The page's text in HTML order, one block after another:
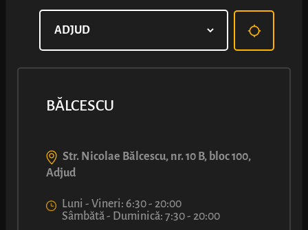
BĂLCESCU
Str. Nicolae Bălcescu, nr. 10 B, bloc 100,
Adjud
Luni - Vineri: 6:30 - 20:00
Sâmbătă - Duminică: 7:30 - 20:00